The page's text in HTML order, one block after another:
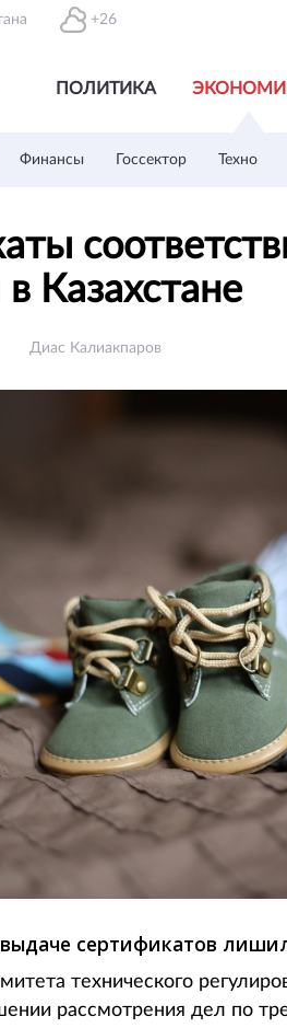
+26
ПОЛИТИКА
Финансы Госсектор Техно
Казахстане
Диас Калиакпаров
сертификатов
технического
рассмотрения дел по